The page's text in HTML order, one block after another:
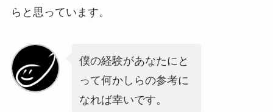
らと思っています。
僕の経験があなたにと
って何かしらの参考に
なれば幸いです。